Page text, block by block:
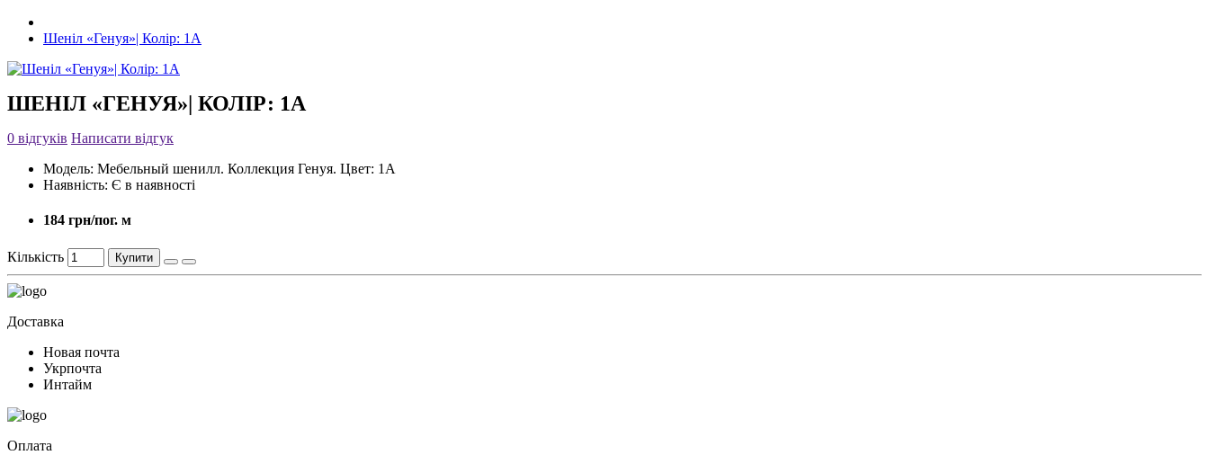
Шеніл «Генуя»| Колір: 1А
ШЕНІЛ «ГЕНУЯ»| КОЛІР: 1А
0 відгуків Написати відгук
Модель: Мебельный шенилл. Коллекция Генуя. Цвет: 1А
Наявність: Є в наявності
184 грн/пог. м
Кількість Купити
Доставка
Новая почта
Укрпочта
Интайм
Оплата